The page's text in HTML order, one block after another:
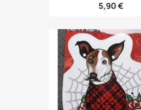
5,90 €